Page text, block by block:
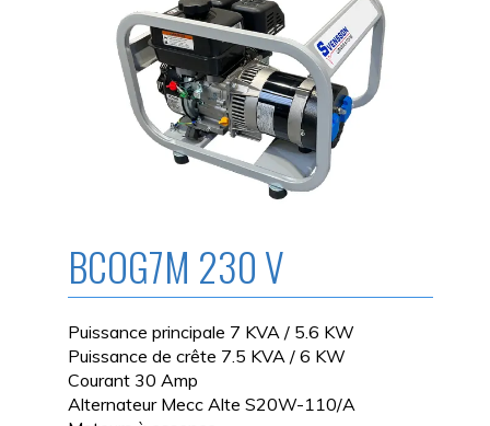
BCOG7M 230 V
Puissance principale 7 KVA / 5.6 KW
Puissance de crête 7.5 KVA / 6 KW
Courant 30 Amp
Alternateur Mecc Alte S20W-110/A